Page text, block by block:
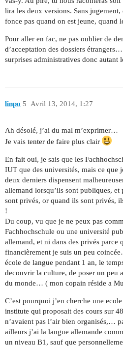
lira les deux versions. Sans
fonce pas quand on est jeune, quand
Pour aller en fac, ne pas oublier de
d’acceptation des dossiers
surprises administratives donc autant
linpo Avril 13, 2014, 1:27
5
Ah désolé, j’ai du mal m’exprimer…
Je vais tenter de faire plus clair
En fait oui, je sais que les
IUT que des universités, mais ce que
deux derniers dispensent
allemand lorsqu’ils sont publiques,
sont privés, or quand ils sont privés,
!
Du coup, vu que je ne peux pas
Fachhochschule ou une université
allemand, et ni dans des privés parce
financièrement je suis un peu
école de langue pendant 1 an, le
decouvrir la culture, de poser un peu
du monde… ( mon copain réside a
C’est pourquoi j’en cherche une
institute qui proposait des cours sur
n’avaient pas l’air bien organisés,…
ailleurs j’ai la langue allemande
un niveau B1, sauf que